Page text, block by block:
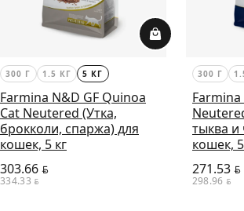
300 Г 1.5 КГ 5 КГ
Farmina N&D GF Quinoa
Cat Neutered (Утка,
брокколи, спаржа) для
кошек, 5 кг
303.66 BYN
334.33 BYN
300 Г
тыква и
кошек,
271.53BYN
298.96 BYN